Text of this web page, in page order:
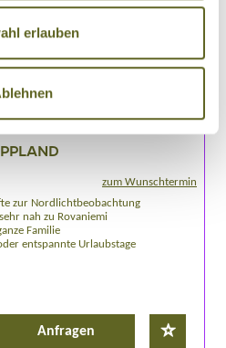
erlauben
zum Wunschtermin
zur Nordlichtbeobachtung
nah zu Rovaniemi
Familie
entspannte Urlaubstage
Anfragen